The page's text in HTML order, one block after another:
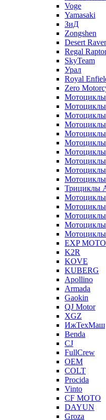
Voge
Yamasaki
ЗиД
Zongshen
Desert
Regal
SkyTeam
Урал
Royal
Zero
Мотоциклы
Мотоциклы
Мотоциклы
Мотоциклы
Мотоциклы
Трициклы
Мотоциклы
Мотоциклы
Мотоциклы
EXP MOTO
K2R
KOVE
KUBERG
Apollino
Armada
Gaokin
QJ Motor
XGZ
ИжТехМаш
Benda
CJ
FullCrew
OEM
COLT
Procida
Vinto
CF MOTO
DAYUN
Groza